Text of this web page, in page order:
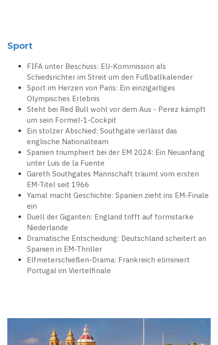
Sport
FIFA unter Beschuss: EU-Kommission als
Schiedsrichter im Streit um den Fußballkalender
Sport im Herzen von Paris: Ein einzigartiges
Olympisches Erlebnis
Steht bei Red Bull wohl vor dem Aus - Perez kämpft
um sein Formel-1-Cockpit
Ein stolzer Abschied: Southgate verlässt das
englische Nationalteam
Spanien triumphiert bei der EM 2024: Ein Neuanfang
unter Luis de la Fuente
Gareth Southgates Mannschaft träumt vom ersten
EM-Titel seit 1966
Yamal macht Geschichte: Spanien zieht ins EM-Finale
ein
Duell der Giganten: England trifft auf formstarke
Niederlande
Dramatische Entscheidung: Deutschland scheitert an
Spanien in EM-Thriller
Elfmeterschießen-Drama: Frankreich eliminiert
Portugal im Viertelfinale